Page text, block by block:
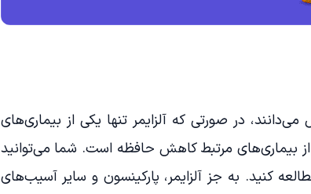
در صورتی که آلزایمر تنها یکی از بیماری‌های
بیماری‌های مرتبط کاهش حافظه است. شما می‌توانید
کنید. به جز آلزایمر، پارکینسون و سایر آسیب‌های